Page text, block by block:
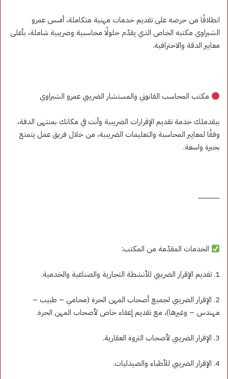
انطلاقًا من حرصه على تقديم خدمات مهنية متكاملة، أسّس عمرو
الشبراوي مكتبه الخاص الذي يقدّم حلولًا محاسبية وضريبية شاملة، بأعلى
معايير الدقة والاحترافية.
مكتب المحاسب القانوني والمستشار الضريبي عمرو الشبراوي
بيقدملك خدمة تقديم الإقرارات الضريبية وأنت في مكانك بمنتهى الدقة،
وفقًا لمعايير المحاسبة والتعليمات الضريبية، من خلال فريق عمل يتمتع
بخبرة واسعة.
⸻
الخدمات المقدّمة من المكتب:
1. تقديم الإقرار الضريبي للأنشطة التجارية والصناعية والخدمية.
2. الإقرار الضريبي لجميع أصحاب المهن الحرة (محامي – طبيب –
مهندس – وغيرها)، مع تقديم إعفاء خاص لأصحاب المهن الحرة.
3. الإقرار الضريبي لأصحاب الثروة العقارية.
4. الإقرار الضريبي للأطباء والصيدليات.